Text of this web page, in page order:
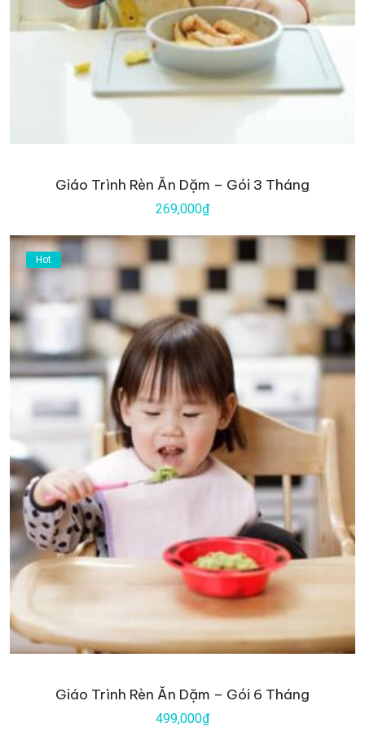
Giáo Trình Rèn Ăn Dặm – Gói 3 Tháng
269,000₫
Hot
Giáo Trình Rèn Ăn Dặm – Gói 6 Tháng
499,000₫